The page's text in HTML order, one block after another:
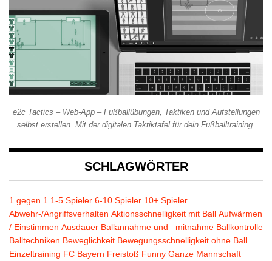
e2c Tactics – Web-App – Fußballübungen, Taktiken und Aufstellungen
selbst erstellen. Mit der digitalen Taktiktafel für dein Fußballtraining.
SCHLAGWÖRTER
1 gegen 1 1-5 Spieler 6-10 Spieler 10+ Spieler
Abwehr-/Angriffsverhalten Aktionsschnelligkeit mit Ball Aufwärmen
/ Einstimmen Ausdauer Ballannahme und –mitnahme Ballkontrolle
Balltechniken Beweglichkeit Bewegungsschnelligkeit ohne Ball
Einzeltraining FC Bayern Freistoß Funny Ganze Mannschaft